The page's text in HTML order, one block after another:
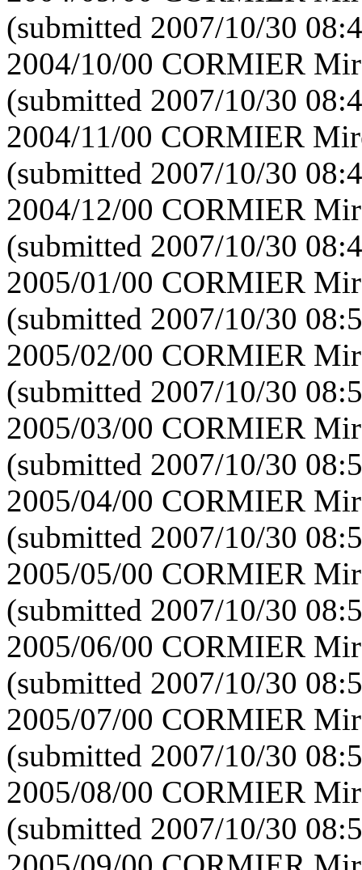
(submitted 2007/10/30
2004/10/00 CORMIER
(submitted 2007/10/30
2004/11/00 CORMIER
(submitted 2007/10/30
2004/12/00 CORMIER
(submitted 2007/10/30
2005/01/00 CORMIER
(submitted 2007/10/30
2005/02/00 CORMIER
(submitted 2007/10/30
2005/03/00 CORMIER
(submitted 2007/10/30
2005/04/00 CORMIER
(submitted 2007/10/30
2005/05/00 CORMIER
(submitted 2007/10/30
2005/06/00 CORMIER
(submitted 2007/10/30
2005/07/00 CORMIER
(submitted 2007/10/30
2005/08/00 CORMIER
(submitted 2007/10/30